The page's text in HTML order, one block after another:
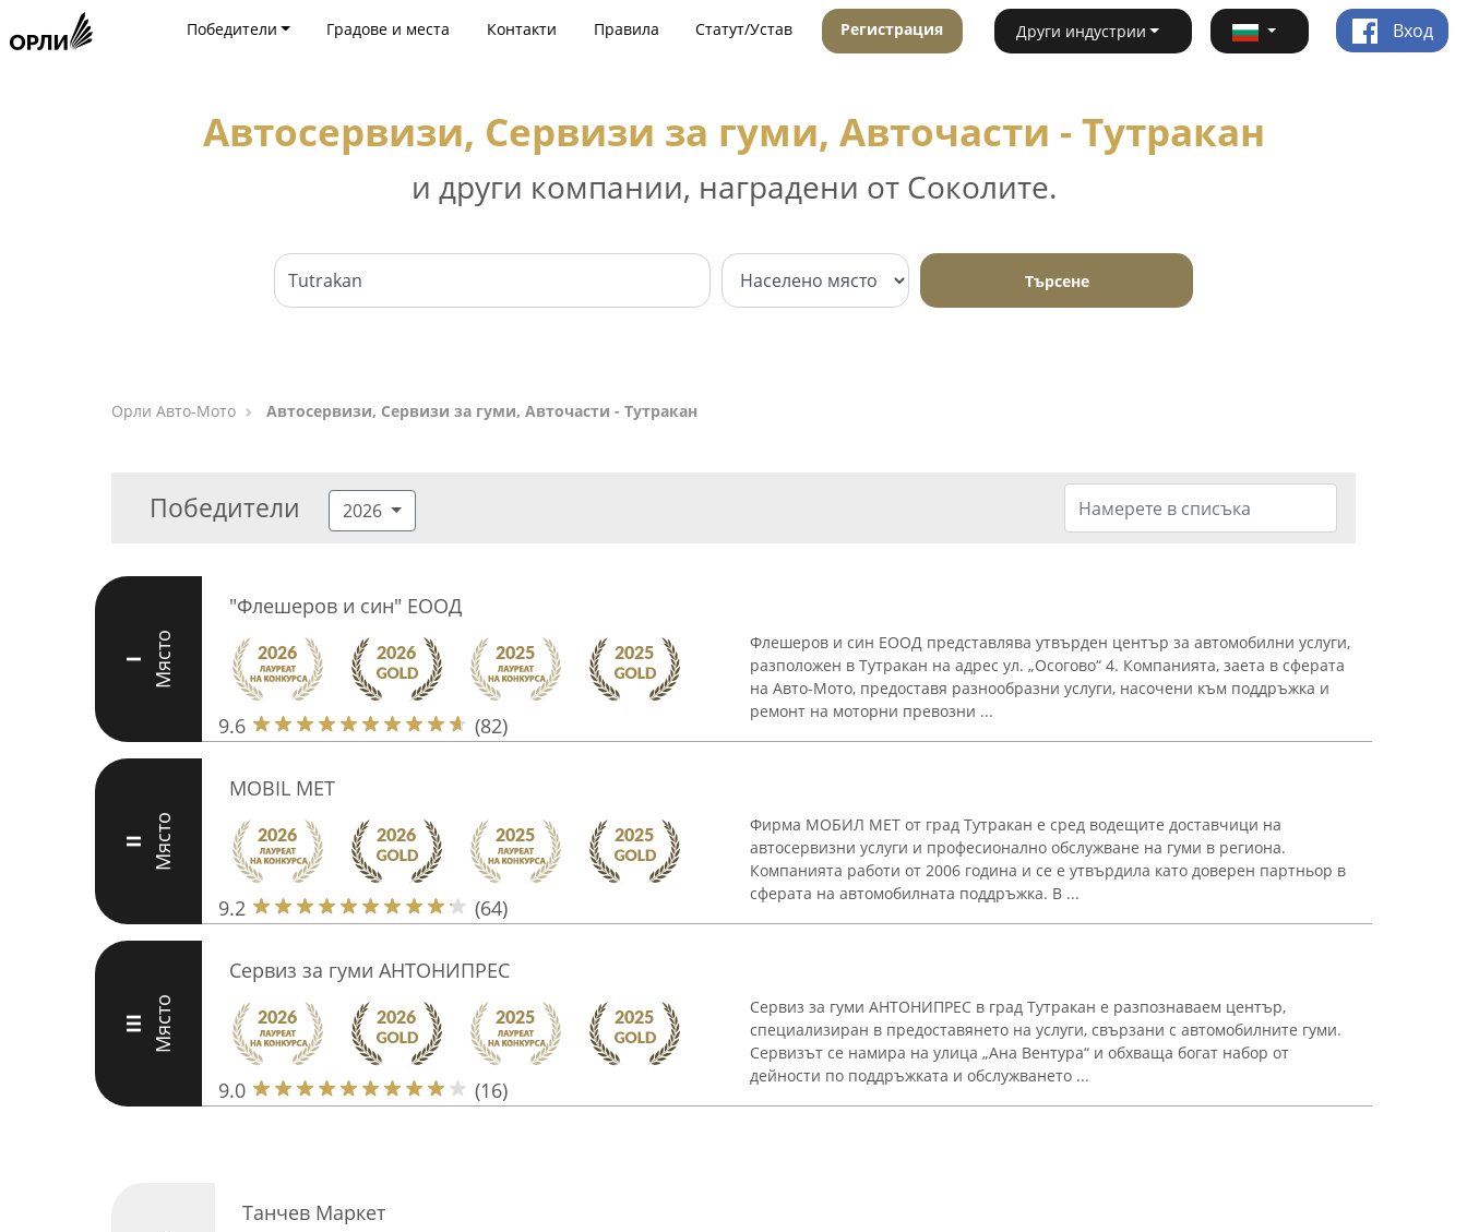
Победители Градове и места Контакти Правила Статут/Устав Регистрация Други индустрии Вход
Автосервизи, Сервизи за гуми, Авточасти - Тутракан
и други компании, наградени от Соколите.
Търсене
Орли Aвто-Mото Автосервизи, Сервизи за гуми, Авточасти - Тутракан
Победители 2026
I Място
"Флешеров и син" ЕООД
9.6 (82)
Флешеров и син ЕООД представлява утвърден център за автомобилни услуги,
разположен в Тутракан на адрес ул. „Осогово“ 4. Компанията, заета в сферата
на Авто-Мото, предоставя разнообразни услуги, насочени към поддръжка и
ремонт на моторни превозни ...
II Място
МОBIL MET
9.2 (64)
Фирма МОБИЛ МЕТ от град Тутракан е сред водещите доставчици на
автосервизни услуги и професионално обслужване на гуми в региона.
Компанията работи от 2006 година и се е утвърдила като доверен партньор в
сферата на автомобилната поддръжка. В ...
III Място
Сервиз за гуми АНТОНИПРЕС
9.0 (16)
Сервиз за гуми АНТОНИПРЕС в град Тутракан е разпознаваем център,
специализиран в предоставянето на услуги, свързани с автомобилните гуми.
Сервизът се намира на улица „Ана Вентура“ и обхваща богат набор от
дейности по поддръжката и обслужването ...
Танчев Маркет